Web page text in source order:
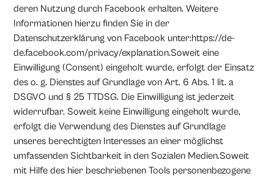
deren Nutzung durch Facebook erhalten. Weitere
Informationen hierzu finden Sie in der
Datenschutzerklärung von Facebook unter:https://de-
de.facebook.com/privacy/explanation.Soweit eine
Einwilligung (Consent) eingeholt wurde, erfolgt der Einsatz
des o. g. Dienstes auf Grundlage von Art. 6 Abs. 1 lit. a
DSGVO und § 25 TTDSG. Die Einwilligung ist jederzeit
widerrufbar. Soweit keine Einwilligung eingeholt wurde,
erfolgt die Verwendung des Dienstes auf Grundlage
unseres berechtigten Interesses an einer möglichst
umfassenden Sichtbarkeit in den Sozialen Medien.Soweit
mit Hilfe des hier beschriebenen Tools personenbezogene